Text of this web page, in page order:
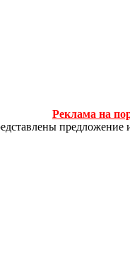
Реклама на
предложение